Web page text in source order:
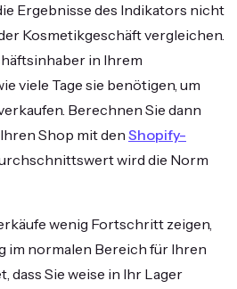
Ergebnisse des Indikators nicht
Kosmetikgeschäft vergleichen.
in Ihrem
viele Tage sie benötigen, um
Berechnen Sie dann
Shop mit den Shopify-
wird die Norm
wenig Fortschritt zeigen,
im normalen Bereich für Ihren
dass Sie weise in Ihr Lager